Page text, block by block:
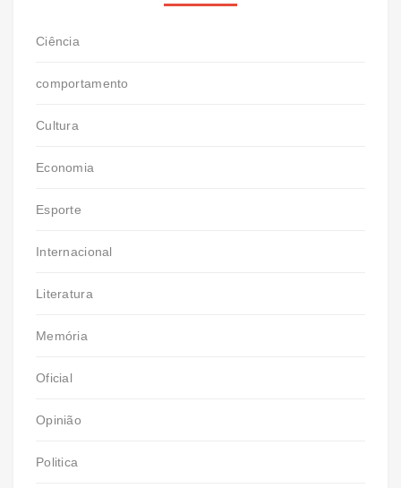
Ciência
comportamento
Cultura
Economia
Esporte
Internacional
Literatura
Memória
Oficial
Opinião
Politica